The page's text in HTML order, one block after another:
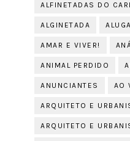
ALFINETADAS DO
ALGINETADA
AMAR E VIVER!
ANIMAL PERDIDO
ANUNCIANTES AO
ARQUITETO E
ARQUITETO E